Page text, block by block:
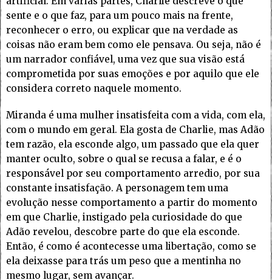
sente e o que faz, para um pouco mais na frente,
reconhecer o erro, ou explicar que na verdade as
coisas não eram bem como ele pensava. Ou seja, não é
um narrador confiável, uma vez que sua visão está
comprometida por suas emoções e por aquilo que ele
considera correto naquele momento.
Miranda é uma mulher insatisfeita com a vida, com ela,
com o mundo em geral. Ela gosta de Charlie, mas Adão
tem razão, ela esconde algo, um passado que ela quer
manter oculto, sobre o qual se recusa a falar, e é o
responsável por seu comportamento arredio, por sua
constante insatisfação. A personagem tem uma
evolução nesse comportamento a partir do momento
em que Charlie, instigado pela curiosidade do que
Adão revelou, descobre parte do que ela esconde.
Então, é como é acontecesse uma libertação, como se
ela deixasse para trás um peso que a mentinha no
mesmo lugar, sem avançar.